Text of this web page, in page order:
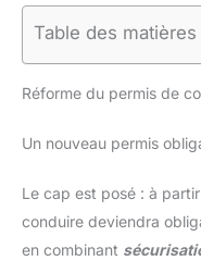
Table des matières
Réforme du permis de
Un nouveau permis
Le cap est posé : à
conduire deviendra
en combinant